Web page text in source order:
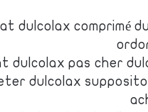
dulcolax comprimé
dulcolax pas cher
dulcolax